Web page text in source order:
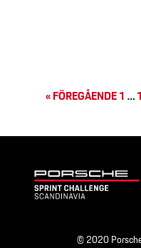
« FÖREGÅENDE1 …
© 2020